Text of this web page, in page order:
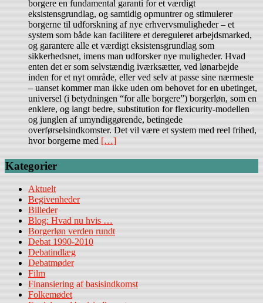
borgere en fundamental garanti for et værdigt
eksistensgrundlag, og samtidig opmuntrer og stimulerer
borgerne til udforskning af nye erhvervsmuligheder – et
system som både kan facilitere et dereguleret arbejdsmarked,
og garantere alle et værdigt eksistensgrundlag som
sikkerhedsnet, imens man udforsker nye muligheder. Hvad
enten det er som selvstændig iværksætter, ved lønarbejde
inden for et nyt område, eller ved selv at passe sine nærmeste
– uanset kommer man ikke uden om behovet for en ubetinget,
universel (i betydningen “for alle borgere”) borgerløn, som en
enklere, og langt bedre, substitution for flexicurity-modellen
og junglen af umyndiggørende, betingede
overførselsindkomster. Det vil være et system med reel frihed,
hvor borgerne med […]
Kategorier
Aktuelt
Begivenheder
Billeder
Blog: Hvad nu hvis …
Borgerløn verden rundt
Debat 1990-2010
Debatindlæg
Debatmøder
Film
Finansiering af basisindkomst
Folkemødet